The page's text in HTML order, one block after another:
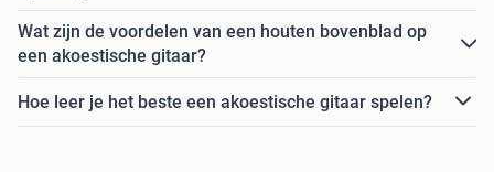
Wat zijn de voordelen van een houten bovenblad op
een akoestische gitaar?
Hoe leer je het beste een akoestische gitaar spelen?